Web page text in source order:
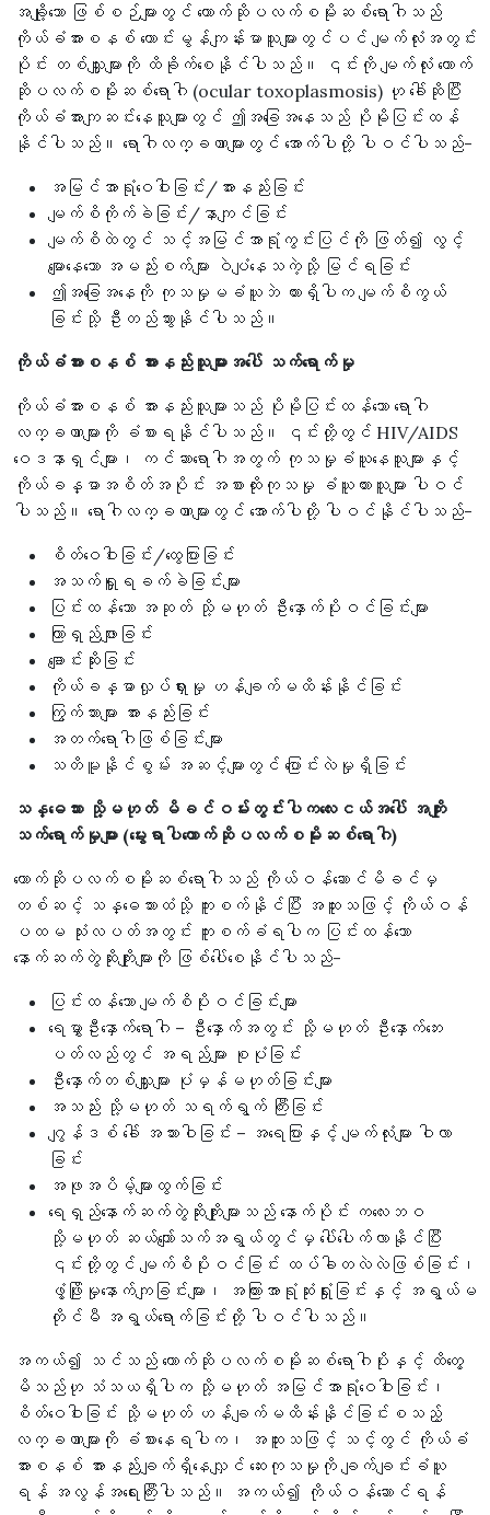
အချို့သော ဖြစ်စဉ်များတွင် တောက်ဆိုပလက်စမိုးဆစ်ရောဂါသည်
ကိုယ်ခံအားစနစ် ကောင်းမွန်ကျန်းမာသူများတွင်ပင် မျက်လုံးအတွင်း
ပိုင်း တစ်သျှူးများကို ထိခိုက်စေနိုင်ပါသည်။ ၎င်းကို မျက်လုံး တောက်
ဆိုပလက်စမိုးဆစ်ရောဂါ (ocular toxoplasmosis) ဟု ခေါ်ဆိုပြီး
ကိုယ်ခံအားကျဆင်းနေသူများတွင် ဤအခြေအနေသည် ပိုမိုပြင်းထန်
နိုင်ပါသည်။ ရောဂါလက္ခဏာများတွင် အောက်ပါတို့ ပါဝင်ပါသည်-
အမြင်အာရုံဝေဝါးခြင်း/အားနည်းခြင်း
မျက်စိကိုက်ခဲခြင်း/နာကျင်ခြင်း
မျက်စိထဲတွင် သင့်အမြင်အာရုံကွင်းပြင်ကို ဖြတ်၍ လွင့်
မျောနေသော အမည်းစက်များ ဝဲပျံနေသကဲ့သို့ မြင်ရခြင်း
ဤအခြေအနေကို ကုသမှုမခံယူဘဲ ထားရှိပါက မျက်စိကွယ်
ခြင်းသို့ ဦးတည်သွားနိုင်ပါသည်။
ကိုယ်ခံအားစနစ် အားနည်းသူများအပေါ် သက်ရောက်မှု
ကိုယ်ခံအားစနစ် အားနည်းသူများသည် ပိုမိုပြင်းထန်သော ရောဂါ
လက္ခဏာများကို ခံစားရနိုင်ပါသည်။ ၎င်းတို့တွင် HIV/AIDS
ဝေဒနာရှင်များ၊ ကင်ဆာရောဂါအတွက် ကုသမှုခံယူနေသူများနှင့်
ကိုယ်ခန္ဓာအစိတ်အပိုင်း အစားထိုးကုသမှု ခံယူထားသူများ ပါဝင်
ပါသည်။ ရောဂါလက္ခဏာများတွင် အောက်ပါတို့ ပါဝင်နိုင်ပါသည်-
စိတ်ဝေဝါးခြင်း/ထွေပြားခြင်း
အသက်ရှူရခက်ခဲခြင်းများ
ပြင်းထန်သော အဆုတ် သို့မဟုတ် ဦးနှောက်ပိုးဝင်ခြင်းများ
ကြာရှည်ဖျားခြင်း
ချောင်းဆိုးခြင်း
ကိုယ်ခန္ဓာလှုပ်ရှားမှု ဟန်ချက်မထိန်းနိုင်ခြင်း
ကြွက်သားများ အားနည်းခြင်း
အတက်ရောဂါဖြစ်ခြင်းများ
သတိမူနိုင်စွမ်း အဆင့်များတွင် ပြောင်းလဲမှုရှိခြင်း
သန္ဓေသား သို့မဟုတ် မိခင်ဝမ်းတွင်းပါကလေးငယ်အပေါ် အကျိုး
သက်ရောက်မှုများ (မွေးရာပါတောက်ဆိုပလက်စမိုးဆစ်ရောဂါ)
တောက်ဆိုပလက်စမိုးဆစ်ရောဂါသည် ကိုယ်ဝန်ဆောင်မိခင်မှ
တစ်ဆင့် သန္ဓေသားထံသို့ ကူးစက်နိုင်ပြီး အထူးသဖြင့် ကိုယ်ဝန်
ပထမ သုံးလပတ်အတွင်း ကူးစက်ခံရပါက ပြင်းထန်သော
နောက်ဆက်တွဲဆိုးကျိုးများကို ဖြစ်ပေါ်စေနိုင်ပါသည်-
ပြင်းထန်သော မျက်စိပိုးဝင်ခြင်းများ
ရေမွှာဦးနှောက်ရောဂါ – ဦးနှောက်အတွင်း သို့မဟုတ် ဦးနှောက်ဘေး
ပတ်လည်တွင် အရည်များ စုပုံခြင်း
ဦးနှောက်တစ်သျှူးများ ပုံမှန်မဟုတ်ခြင်းများ
အသည်း သို့မဟုတ် သရက်ရွက် ကြီးခြင်း
ဂျွန်ဒစ် ခေါ် အသားဝါခြင်း – အရေပြားနှင့် မျက်လုံးများ ဝါလာ
ခြင်း
အဖုအပိမ့်များထွက်ခြင်း
ရေရှည်နောက်ဆက်တွဲဆိုးကျိုးများသည် နောက်ပိုင်း ကလေးဘဝ
သို့မဟုတ် ဆယ်ကျော်သက်အရွယ်တွင်မှ ပေါ်ပေါက်လာနိုင်ပြီး
၎င်းတို့တွင် မျက်စိပိုးဝင်ခြင်း ထပ်ခါတလဲလဲဖြစ်ခြင်း၊
ဖွံ့ဖြိုးမှုနောက်ကျခြင်းများ၊ အကြားအာရုံဆုံးရှုံးခြင်းနှင့် အရွယ်မ
တိုင်မီ အရွယ်ရောက်ခြင်းတို့ ပါဝင်ပါသည်။
အကယ်၍ သင်သည် တောက်ဆိုပလက်စမိုးဆစ်ရောဂါပိုးနှင့် ထိတွေ့
မိသည်ဟု သံသယရှိပါက သို့မဟုတ် အမြင်အာရုံဝေဝါးခြင်း၊
စိတ်ဝေဝါးခြင်း သို့မဟုတ် ဟန်ချက်မထိန်းနိုင်ခြင်းစသည့်
လက္ခဏာများကို ခံစားနေရပါက၊ အထူးသဖြင့် သင့်တွင် ကိုယ်ခံ
အားစနစ် အားနည်းချက်ရှိနေလျှင် ဆေးကုသမှုကို ချက်ချင်းခံယူ
ရန် အလွန်အရေးကြီးပါသည်။ အကယ်၍ ကိုယ်ဝန်ဆောင်ရန်